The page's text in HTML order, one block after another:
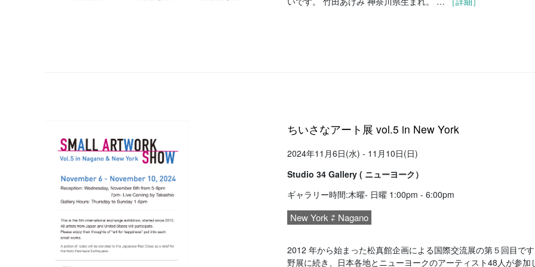
ちいさなアート展 vol.5 in New York
2024年11月6日(水) - 11月10日(日)
Studio 34 Gallery ( ニューヨーク）
ギャラリー時間:木曜- 日曜 1:00pm - 6:00pm
New York ⇄ Nagano
2012 年から始まった松真館企画による国際交流展の第５回目で
野展に続き、日本各地とニューヨークのアーティスト48人が参加